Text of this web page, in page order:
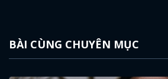
BÀI CÙNG CHUYÊN MỤC